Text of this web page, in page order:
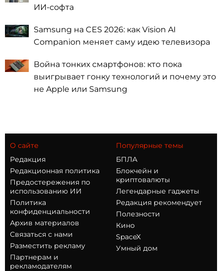
ИИ-софта
Samsung на CES 2026: как Vision AI
Companion меняет саму идею телевизора
Война тонких смартфонов: кто пока
выигрывает гонку технологий и почему это
не Apple или Samsung
О сайте
Редакция
Редакционная политика
Предостережения по
использованию ИИ
Политика
конфиденциальности
Архив материалов
Связаться с нами
Разместить рекламу
Партнерам и
рекламодателям
Популярные темы
БПЛА
Блокчейн и
криптовалюты
Легендарные гаджеты
Редакция рекомендует
Полезности
Кино
SpaceX
Умный дом